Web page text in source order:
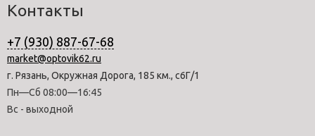
Контакты
+7 (930) 887-67-68
market@optovik62.ru
г. Рязань, Окружная Дорога, 185 км., с6Г/1
Пн—Сб 08:00—16:45
Вс - выходной